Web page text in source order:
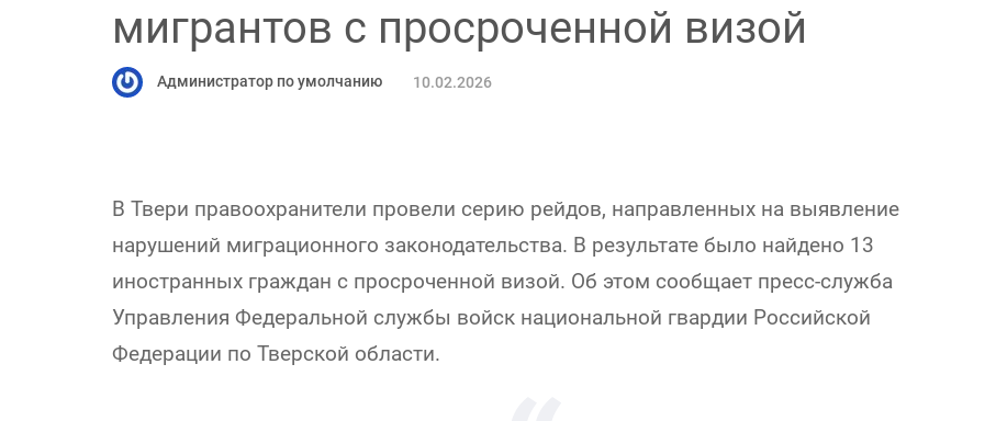
мигрантов с просроченной визой
Администратор по умолчанию 10.02.2026
В Твери правоохранители провели серию рейдов, направленных на выявление
нарушений миграционного законодательства. В результате было найдено 13
иностранных граждан с просроченной визой. Об этом сообщает пресс-служба
Управления Федеральной службы войск национальной гвардии Российской
Федерации по Тверской области.